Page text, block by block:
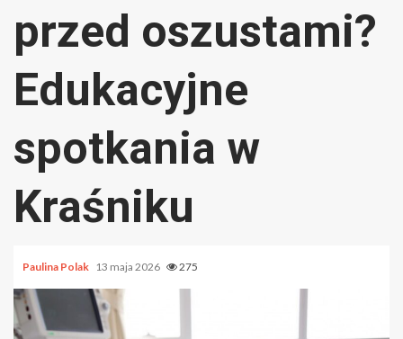
przed oszustami?
Edukacyjne
spotkania w
Kraśniku
Paulina Polak 13 maja 2026 275